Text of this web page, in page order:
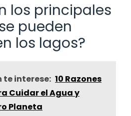
los principales
pueden
los lagos?
te interese: 10 Razones
Cuidar el Agua y
Planeta